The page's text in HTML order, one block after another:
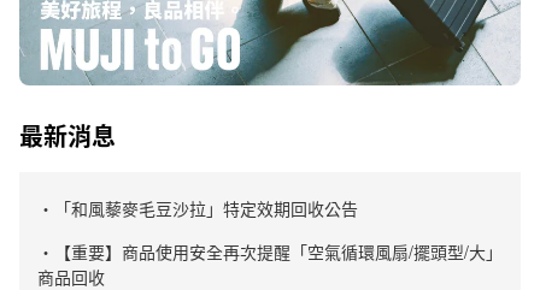
最新消息
・「和風藜麥毛豆沙拉」特定效期回收公告
・【重要】商品使用安全再次提醒「空氣循環風扇/擺頭型/大」
商品回收